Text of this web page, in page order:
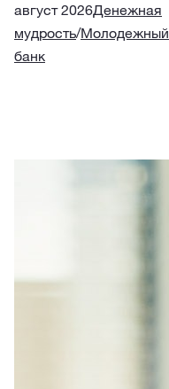
август 2026Денежная
мудрость/Молодежный
банк